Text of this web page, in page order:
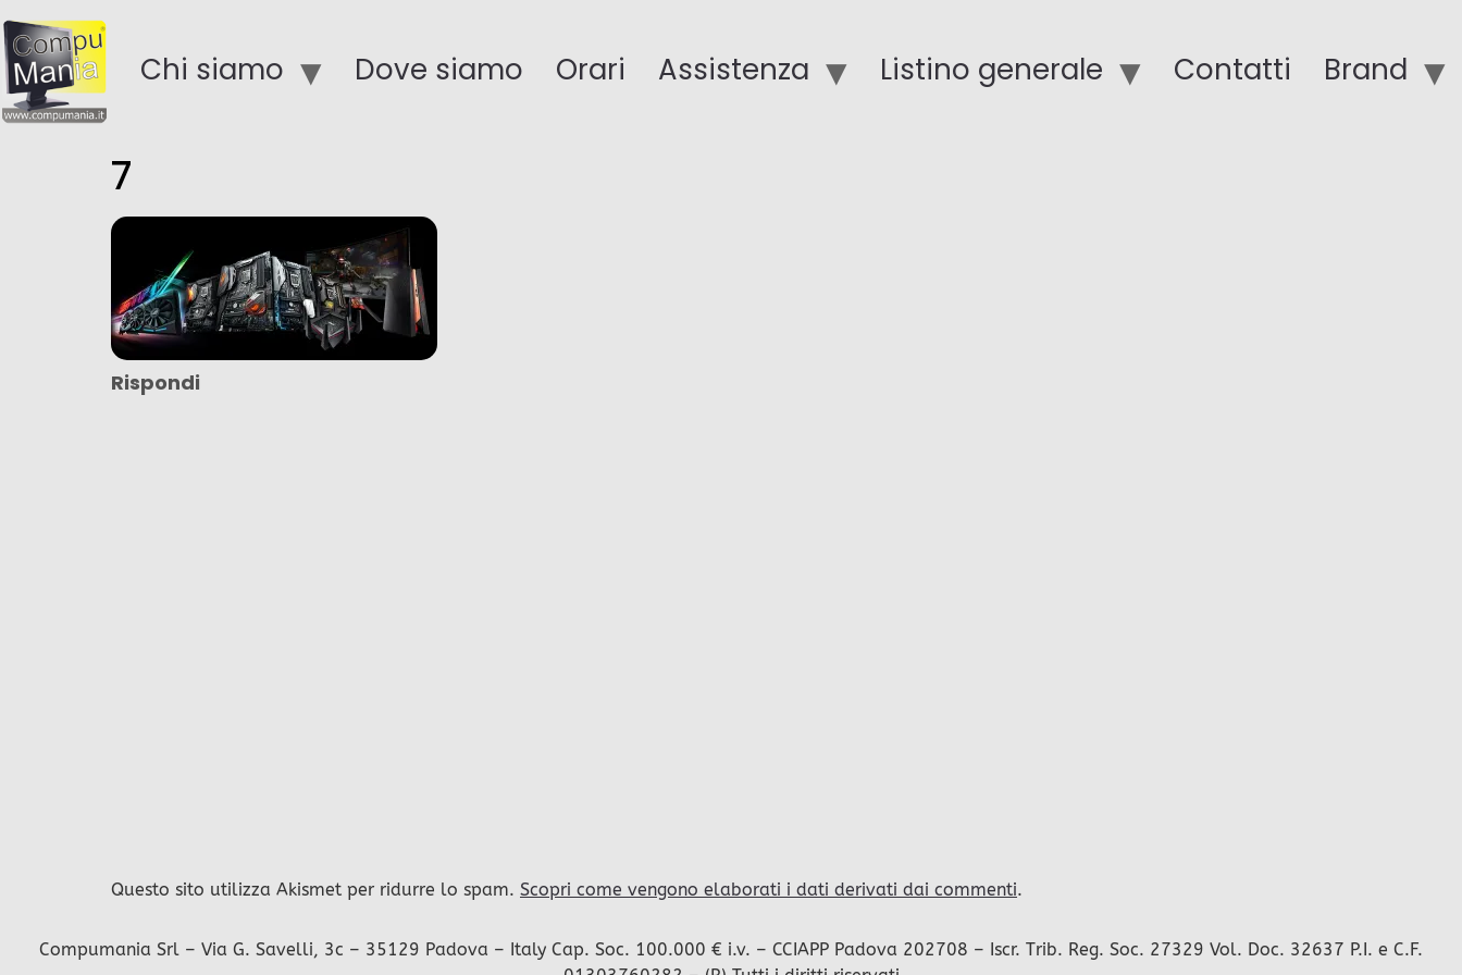
Chi siamo Dove siamo Orari Assistenza Listino generale Contatti Brand
7
Rispondi
Questo sito utilizza Akismet per ridurre lo spam. Scopri come vengono elaborati i dati derivati dai commenti.
Compumania Srl – Via G. Savelli, 3c – 35129 Padova – Italy Cap. Soc. 100.000 € i.v. – CCIAPP Padova 202708 – Iscr. Trib. Reg. Soc. 27329 Vol. Doc. 32637 P.I. e C.F.